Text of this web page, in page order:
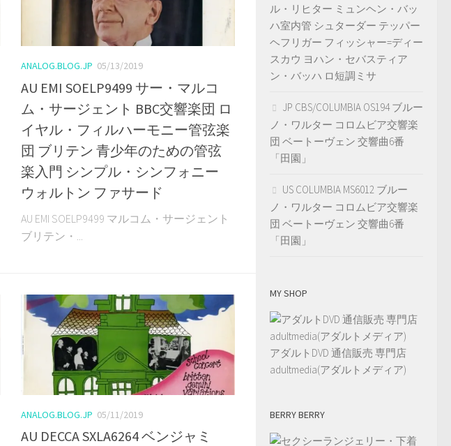
ANALOG.BLOG.JP 05/13/2019
AU EMI SOELP9499 サー・マルコ
ム・サージェント BBC交響楽団 ロ
イヤル・フィルハーモニー管弦楽
団 ブリテン 青少年のための管弦
楽入門 シンプル・シンフォニー
ウォルトン ファサード
AU EMI SOELP9499 マルコム・サージェント
ブリテン・...
ANALOG.BLOG.JP 05/11/2019
AU DECCA SXLA6264 ベンジャミ
ル・リヒター ミュンヘン・バッ
ハ室内管 シュターダー テッパー
ヘフリガー フィッシャー=ディー
スカウ ヨハン・セバスティア
ン・バッハ ロ短調ミサ
JP CBS/COLUMBIA OS194 ブルー
ノ・ワルター コロムビア交響楽
団 ベートーヴェン 交響曲6番
「田園」
US COLUMBIA MS6012 ブルー
ノ・ワルター コロムビア交響楽
団 ベートーヴェン 交響曲6番
「田園」
MY SHOP
アダルトDVD 通信販売 専門店
adultmedia(アダルトメディア)
BERRY BERRY